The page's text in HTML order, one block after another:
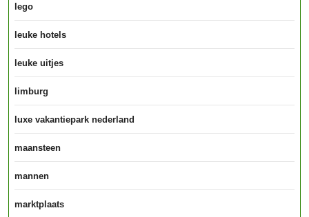
lego
leuke hotels
leuke uitjes
limburg
luxe vakantiepark nederland
maansteen
mannen
marktplaats